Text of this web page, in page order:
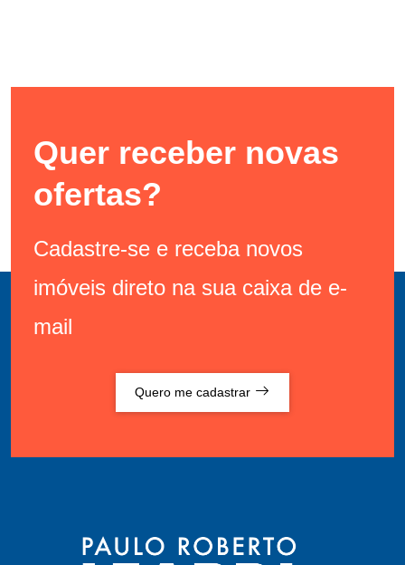
Quer receber novas
ofertas?
Cadastre-se e receba novos
imóveis direto na sua caixa de e-
mail
Quero me cadastrar